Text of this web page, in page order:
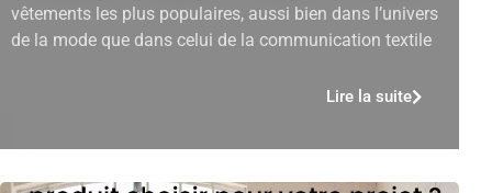
vêtements les plus populaires, aussi bien dans l’univers
de la mode que dans celui de la communication textile
Lire la suite